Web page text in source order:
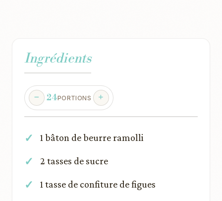
Ingrédients
24PORTIONS
1 bâton de beurre ramolli
2 tasses de sucre
1 tasse de confiture de figues